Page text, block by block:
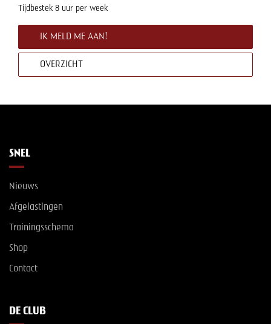
Tijdbestek 8 uur per week
IK MELD ME AAN!
OVERZICHT
SNEL
Nieuws
Afgelastingen
Trainingsschema
Shop
Contact
DE CLUB